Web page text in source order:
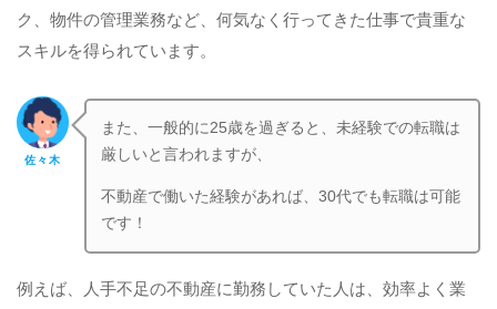
ク、物件の管理業務など、何気なく行ってきた仕事で貴重な
スキルを得られています。
佐々木
また、一般的に25歳を過ぎると、未経験での転職は
厳しいと言われますが、
不動産で働いた経験があれば、30代でも転職は可能
です！
例えば、人手不足の不動産に勤務していた人は、効率よく業